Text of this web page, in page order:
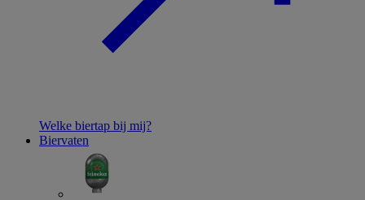
Welke biertap bij mij?
Biervaten